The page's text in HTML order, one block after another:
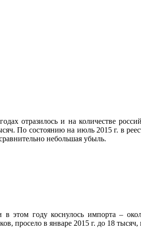
отразилось и на количестве
По состоянию на июль 2015 г. в
небольшая убыль.
году коснулось импорта –
просело в январе 2015 г. до 18